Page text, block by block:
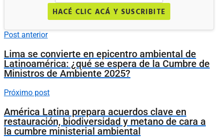
HACÉ CLIC ACÁ Y SUSCRIBITE
Post anterior
Lima se convierte en epicentro ambiental de
Latinoamérica: ¿qué se espera de la Cumbre de
Ministros de Ambiente 2025?
Próximo post
América Latina prepara acuerdos clave en
restauración, biodiversidad y metano de cara a
la cumbre ministerial ambiental